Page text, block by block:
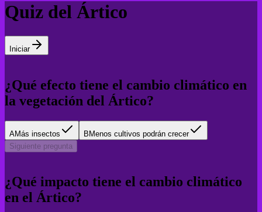
Quiz del Ártico
Iniciar
¿Qué efecto tiene el cambio climático en
la vegetación del Ártico?
AMás insectos BMenos cultivos podrán crecer
Siguiente pregunta
¿Qué impacto tiene el cambio climático
en el Ártico?